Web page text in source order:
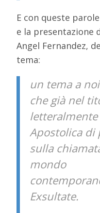
E con queste
e la presentazione
Angel Fernandez,
tema:
un tema a
che già nel
letteralmente
Apostolica di
sulla
mondo
Exsultate.